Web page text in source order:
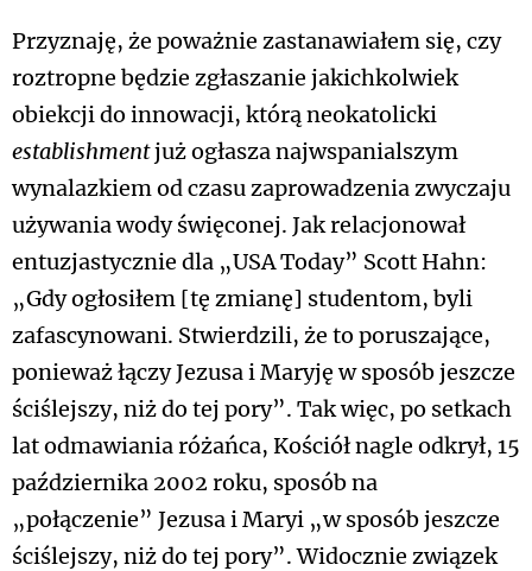
Przyznaję, że poważnie zastanawiałem się, czy
roztropne będzie zgłaszanie jakichkolwiek
obiekcji do innowacji, którą neokatolicki
establishmentjuż ogłasza najwspanialszym
wynalazkiem od czasu zaprowadzenia zwyczaju
używania wody święconej. Jak relacjonował
entuzjastycznie dla „USA Today” Scott Hahn:
„Gdy ogłosiłem [tę zmianę] studentom, byli
zafascynowani. Stwierdzili, że to poruszające,
ponieważ łączy Jezusa i Maryję w sposób jeszcze
ściślejszy, niż do tej pory”. Tak więc, po setkach
lat odmawiania różańca, Kościół nagle odkrył, 15
października 2002 roku, sposób na
„połączenie” Jezusa i Maryi „w sposób jeszcze
ściślejszy, niż do tej pory”. Widocznie związek